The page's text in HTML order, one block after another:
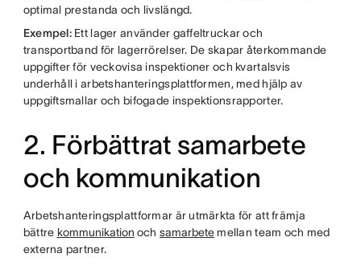
optimal prestanda och livslängd.
Exempel:Ett lager använder gaffeltruckar och
transportband för lagerrörelser. De skapar återkommande
uppgifter för veckovisa inspektioner och kvartalsvis
underhåll i arbetshanteringsplattformen, med hjälp av
uppgiftsmallar och bifogade inspektionsrapporter.
2. Förbättrat samarbete
och kommunikation
Arbetshanteringsplattformar är utmärkta för att främja
bättre kommunikation ochsamarbete mellan team och med
externa partner.